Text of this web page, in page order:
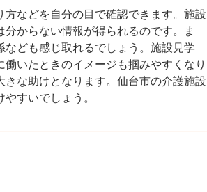
などを自分の目で確認できます。施設
からない情報が得られるのです。ま
ども感じ取れるでしょう。施設見学
いたときのイメージも掴みやすくなり
な助けとなります。仙台市の介護施設
すいでしょう。